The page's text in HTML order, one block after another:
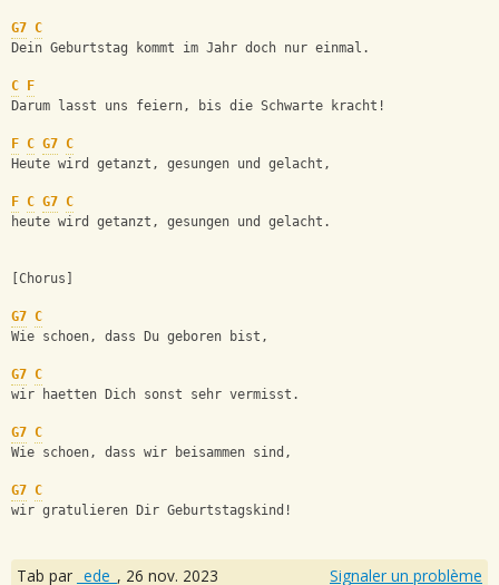
G7 C
Dein Geburtstag kommt im Jahr doch nur einmal.
C
F
Darum lasst uns feiern, bis die Schwarte kracht!
F C G7 C
Heute wird getanzt, gesungen und gelacht,
F C G7 C
heute wird getanzt, gesungen und gelacht.
[Chorus]
G7 C
Wie schoen, dass Du geboren bist,
G7 C
wir haetten Dich sonst sehr vermisst.
G7 C
Wie schoen, dass wir beisammen sind,
G7 C
wir gratulieren Dir Geburtstagskind!
Tab par _ede_ , 26 nov. 2023 Signaler un problème